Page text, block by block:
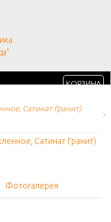
КОРЗИНА
Сатинат Гранит)
Фотогалерея